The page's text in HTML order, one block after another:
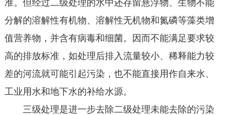
准。但经过二级处理的水中还存留悬浮物、生物不能
分解的溶解性有机物、溶解性无机物和氮磷等藻类增
值营养物，并含有病毒和细菌。因而不能满足要求较
高的排放标准，如处理后排入流量较小、稀释能力较
差的河流就可能引起污染，也不能直接用作自来水、
工业用水和地下水的补给水源。
三级处理是进一步去除二级处理未能去除的污染